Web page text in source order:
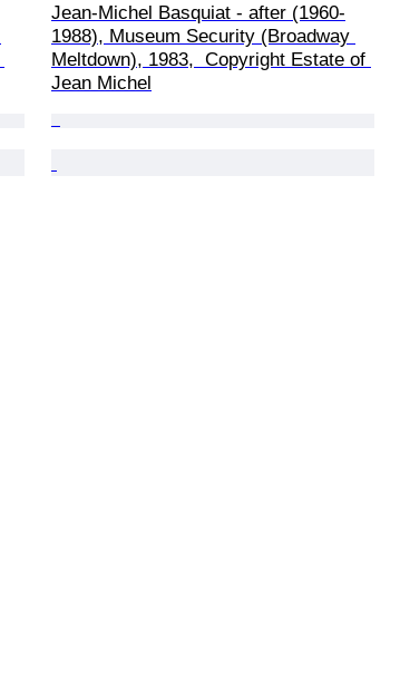
Jean-Michel Basquiat - after (1960-
1988), Museum Security (Broadway
Meltdown), 1983,  Copyright Estate of
Jean Michel